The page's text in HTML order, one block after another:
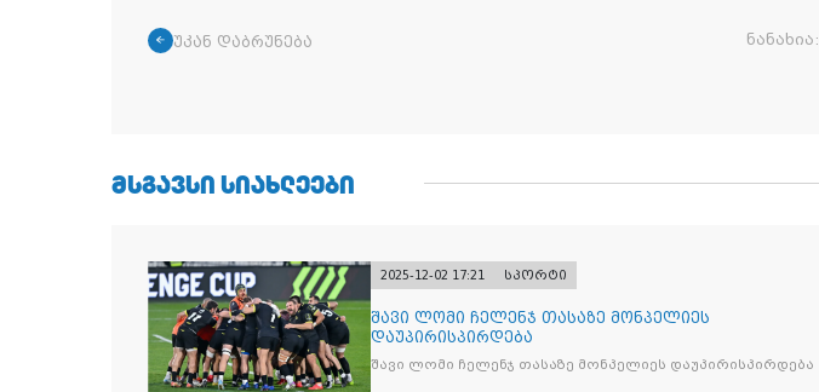
უკან დაბრუნება ნანახია:
ᲛᲡᲒᲐᲕᲡᲘ ᲡᲘᲐᲮᲚᲔᲔᲑᲘ
2025-12-02 17:21 სპორტი
შავი ლომი ჩელენჯ თასაზე მონპელიეს
დაუპირისპირდება
შავი ლომი ჩელენჯ თასაზე მონპელიეს დაუპირისპირდება